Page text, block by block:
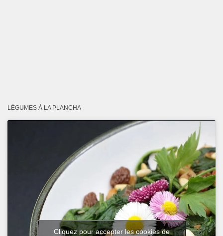
LÉGUMES À LA PLANCHA
Cliquez pour accepter les cookies de